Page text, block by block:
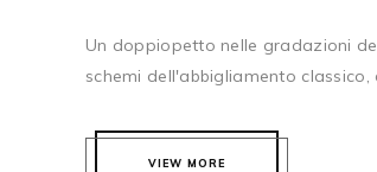
Un doppiopetto nelle gradazioni
schemi dell'abbigliamento
VIEW MORE